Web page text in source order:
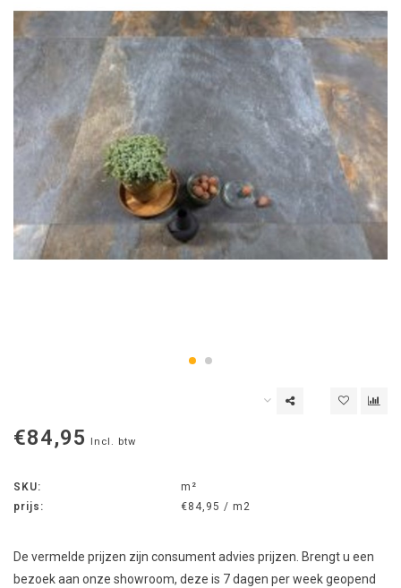
€84,95 Incl. btw
SKU:
m²
prijs:
€84,95 / m2
De vermelde prijzen zijn consument advies prijzen. Brengt u een
bezoek aan onze showroom, deze is 7 dagen per week geopend